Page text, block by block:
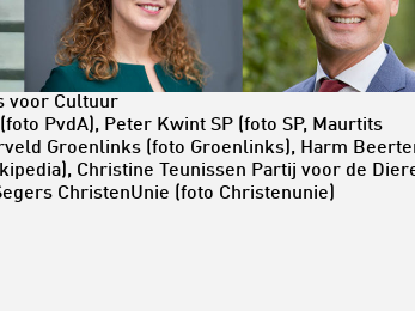
voor Cultuur
PvdA), Peter Kwint SP (foto SP, Maurtits
Groenlinks (foto Groenlinks), Harm
Christine Teunissen Partij voor de
ChristenUnie (foto Christenunie)